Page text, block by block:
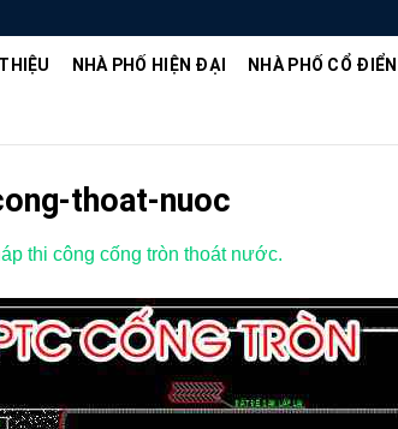
NHÀ PHỐ HIỆN ĐẠI NHÀ PHỐ CỔ ĐIỂN
thoat-nuoc
thi công cống tròn thoát nước.